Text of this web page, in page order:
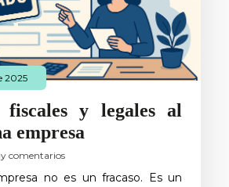
2025
fiscales y legales al
empresa
comentarios
no es un fracaso. Es un